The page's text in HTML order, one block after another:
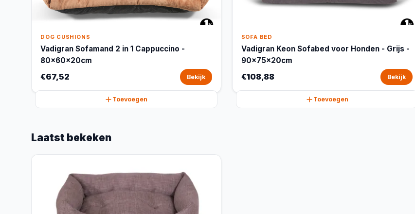
DOG CUSHIONS
Vadigran Sofamand 2 in 1 Cappuccino -
80x60x20cm
€67,52 Bekijk
Toevoegen
SOFA BED
Vadigran Keon Sofabed voor Honden - Grijs -
90x75x20cm
€108,88 Bekijk
Toevoegen
Laatst bekeken